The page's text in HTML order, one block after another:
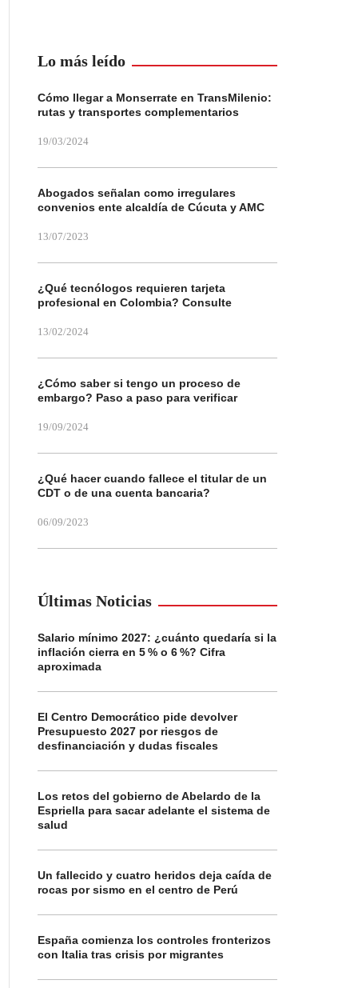
Lo más leído
Cómo llegar a Monserrate en TransMilenio:
rutas y transportes complementarios
19/03/2024
Abogados señalan como irregulares
convenios ente alcaldía de Cúcuta y AMC
13/07/2023
¿Qué tecnólogos requieren tarjeta
profesional en Colombia? Consulte
13/02/2024
¿Cómo saber si tengo un proceso de
embargo? Paso a paso para verificar
19/09/2024
¿Qué hacer cuando fallece el titular de un
CDT o de una cuenta bancaria?
06/09/2023
Últimas Noticias
Salario mínimo 2027: ¿cuánto quedaría si la
inflación cierra en 5 % o 6 %? Cifra
aproximada
El Centro Democrático pide devolver
Presupuesto 2027 por riesgos de
desfinanciación y dudas fiscales
Los retos del gobierno de Abelardo de la
Espriella para sacar adelante el sistema de
salud
Un fallecido y cuatro heridos deja caída de
rocas por sismo en el centro de Perú
España comienza los controles fronterizos
con Italia tras crisis por migrantes